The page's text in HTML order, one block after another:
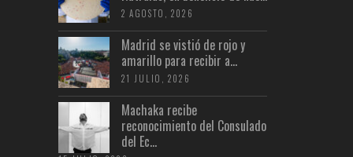
2 AGOSTO, 2026
Madrid se vistió de rojo y
amarillo para recibir a...
21 JULIO, 2026
Machaka recibe
reconocimiento del Consulado
del Ec...